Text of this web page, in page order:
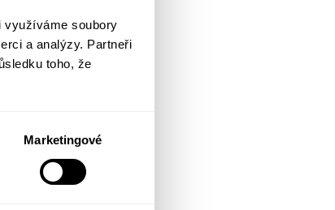
využíváme soubory
a analýzy. Partneři
toho, že
Marketingové